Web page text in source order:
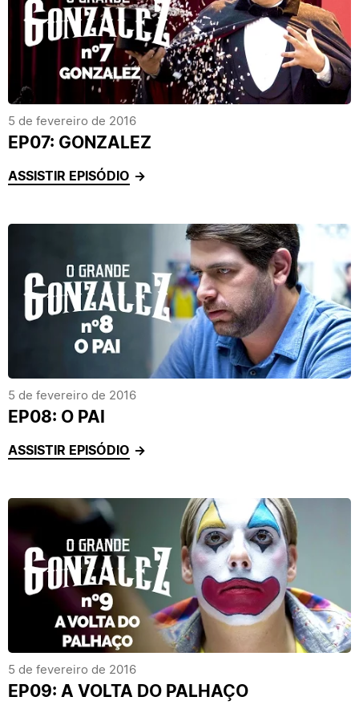
5 de fevereiro de 2016
EP07: GONZALEZ
ASSISTIR EPISÓDIO
5 de fevereiro de 2016
EP08: O PAI
ASSISTIR EPISÓDIO
5 de fevereiro de 2016
EP09: A VOLTA DO PALHAÇO